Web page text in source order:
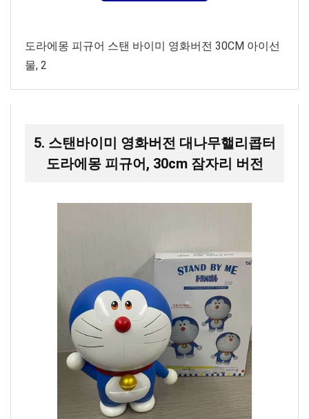
도라에몽 피규어 스탠 바이미 영화버전 30CM 아이선
물, 2
5. 스탠바이미 영화버전 대나무핼리콥터
도라에몽 피규어, 30cm 잠자리 버전